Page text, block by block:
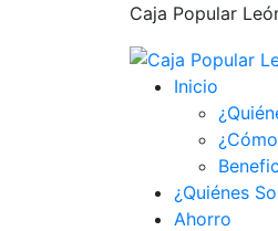
Caja Popular
Inicio
¿Quiénes
Ahorro